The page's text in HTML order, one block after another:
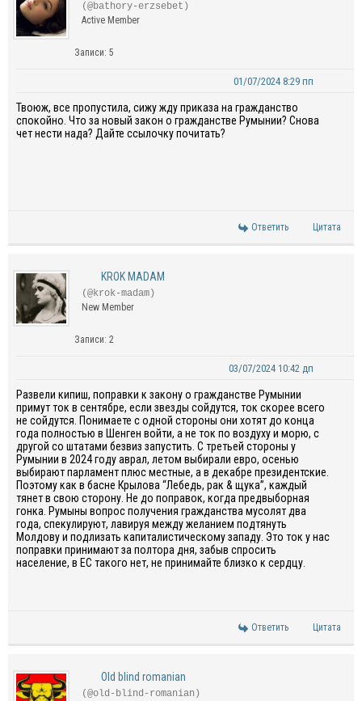
(@bathory-erzsebet)
Active Member
Записи: 5
01/07/2024 8:29 пп
Твоюж, все пропустила, сижу жду приказа на гражданство
спокойно. Что за новый закон о гражданстве Румынии? Снова
четнести нада? Дайте ссылочку почитать?
Ответить Цитата
KROK MADAM
(@krok-madam)
New Member
Записи: 2
03/07/2024 10:42 дп
Развели кипиш, поправки к закону о гражданстве Румынии
примут ток в сентябре, если звезды сойдутся, ток скорее всего
не сойдутся. Понимаете с одной стороны они хотят до конца
года полностью в Шенген войти, а не ток по воздуху и морю, с
другой со штатами безвиз запустить. С третьей стороны у
Румынии в 2024 году аврал, летом выбирали евро, осенью
выбирают парламент плюс местные, а в декабре президентские.
Поэтому как в басне Крылова “Лебедь, рак & щука”, каждый
тянет в свою сторону. Не до поправок, когда предвыборная
гонка. Румыны вопрос получения гражданства мусолят два
года, спекулируют, лавируя между желанием подтянуть
Молдову и подлизать капиталистическому западу. Это ток у нас
поправки принимают за полтора дня, забыв спросить
население, в ЕС такого нет, не принимайте близко к сердцу.
Ответить Цитата
Old blind romanian
(@old-blind-romanian)